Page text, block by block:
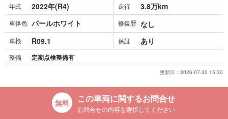
年式 2022年(R4) 走行 3.8万km
車体色 パールホワイト 修復歴 なし
車検 R09.1 保証 あり
整備 定期点検整備有
更新日： 2026-07-30 15:30
この車両に関するお問合せ
お問合せの内容を選択してください